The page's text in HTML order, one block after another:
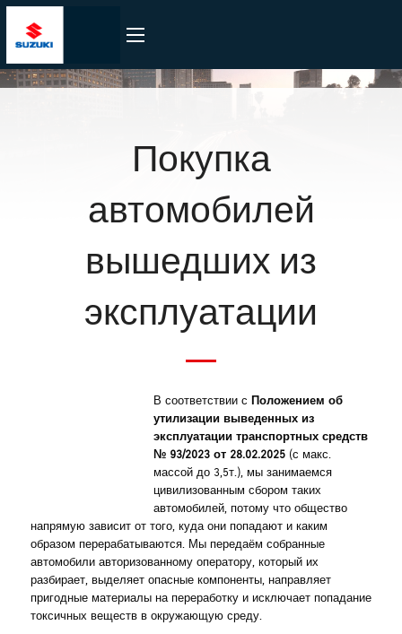
Покупка
автомобилей
вышедших из
эксплуатации
В соответствии с Положением об
утилизации выведенных из
эксплуатации транспортных средств
№ 93/2023 от 28.02.2025 (с макс.
массой до 3,5т.), мы занимаемся
цивилизованным сбором таких
автомобилей, потому что общество
напрямую зависит от того, куда они попадают и каким
образом перерабатываются. Мы передаём собранные
автомобили авторизованному оператору, который их
разбирает, выделяет опасные компоненты, направляет
пригодные материалы на переработку и исключает попадание
токсичных веществ в окружающую среду.